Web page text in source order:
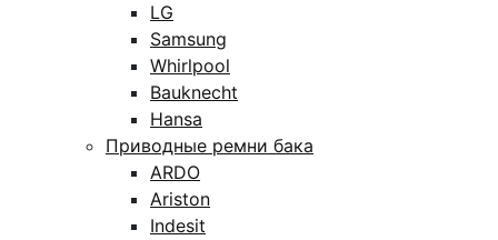
LG
Samsung
Whirlpool
Bauknecht
Hansa
Приводные ремни бака
ARDO
Ariston
Indesit